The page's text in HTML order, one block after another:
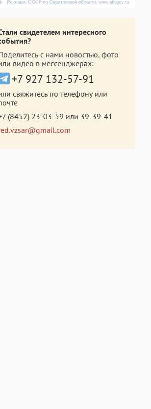
свидетелем интересного
с нами новостью, фото
видео в мессенджерах:
+7 927 132-57-91
свяжитесь по телефону или
(8452) 23-03-59 или 39-39-41